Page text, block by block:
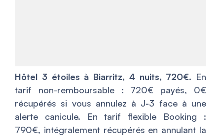
Hôtel 3 étoiles à Biarritz, 4 nuits, 720€. En
tarif non-remboursable : 720€ payés, 0€
récupérés si vous annulez à J-3 face à une
alerte canicule. En tarif flexible Booking :
790€, intégralement récupérés en annulant la